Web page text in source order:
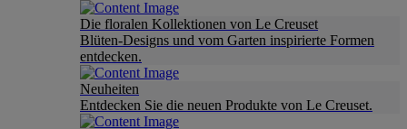
Die floralen Kollektionen von Le Creuset
Blüten-Designs und vom Garten inspirierte Formen
entdecken.
Neuheiten
Entdecken Sie die neuen Produkte von Le Creuset.